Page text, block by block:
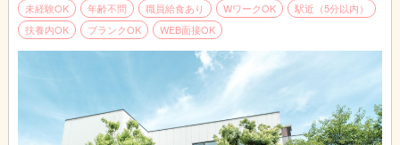
未経験OK
年齢不問 職員給食あり WワークOK
駅近（5分以内）
扶養内OK
ブランクOK WEB面接OK